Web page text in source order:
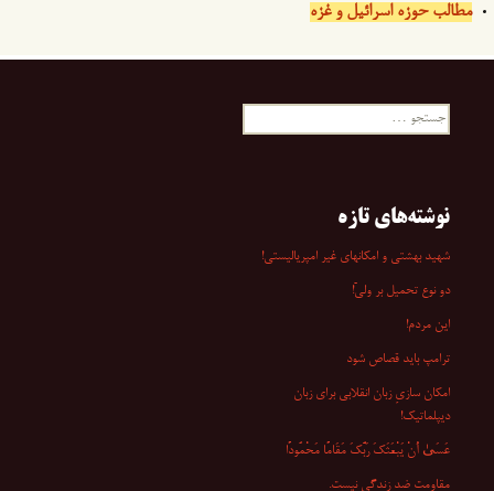
مطالب حوزه اسرائیل و غزه
جستجو
نوشته‌های تازه
شهید بهشتی و امکانهای غیر امپریالیستی!
دو نوع تحمیل بر ولیّ!
این مردم!
ترامپ باید قصاص شود
امکان سازیِ زبان انقلابی برای زبان
دیپلماتیک!
عَسَىٰ أَنْ یَبْعَثَکَ رَبُّکَ مَقَامًا مَحْمُودًا
مقاومت ضد زندگی نیست.